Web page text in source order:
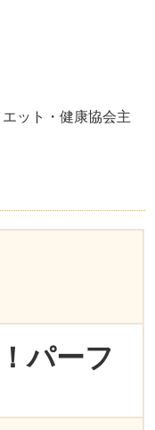
ット・健康協会主
パーフ